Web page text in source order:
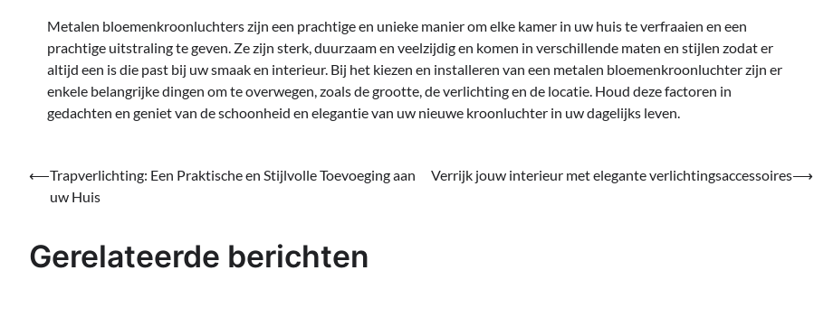
Metalen bloemenkroonluchters zijn een prachtige en unieke manier om elke kamer in uw huis te verfraaien en een
prachtige uitstraling te geven. Ze zijn sterk, duurzaam en veelzijdig en komen in verschillende maten en stijlen zodat er
altijd een is die past bij uw smaak en interieur. Bij het kiezen en installeren van een metalen bloemenkroonluchter zijn er
enkele belangrijke dingen om te overwegen, zoals de grootte, de verlichting en de locatie. Houd deze factoren in
gedachten en geniet van de schoonheid en elegantie van uw nieuwe kroonluchter in uw dagelijks leven.
Bericht
navigatie
⟵Trapverlichting: Een Praktische en Stijlvolle Toevoeging aan
uw Huis
Verrijk jouw interieur met elegante verlichtingsaccessoires⟶
Gerelateerde berichten